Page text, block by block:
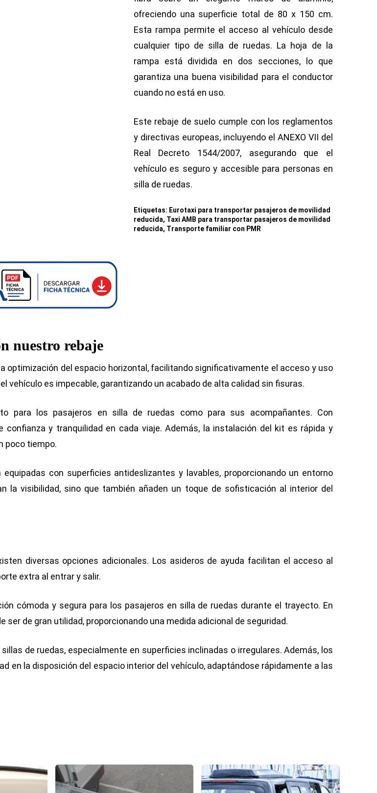
ofreciendo una superficie total de 80 x 150 cm.
Esta rampa permite el acceso al vehículo desde
cualquier tipo de silla de ruedas. La hoja de la
rampa está dividida en dos secciones, lo que
garantiza una buena visibilidad para el conductor
cuando no está en uso.
Este rebaje de suelo cumple con los reglamentos
y directivas europeas, incluyendo el ANEXO VII del
Real Decreto 1544/2007, asegurando que el
vehículo es seguro y accesible para personas en
silla de ruedas.
Etiquetas: Eurotaxi para transportar pasajeros de movilidad
reducida, Taxi AMB para transportar pasajeros de movilidad
reducida, Transporte familiar con PMR
nuestro rebaje
optimización del espacio horizontal, facilitando significativamente el acceso y uso
vehículo es impecable, garantizando un acabado de alta calidad sin fisuras.
para los pasajeros en silla de ruedas como para sus acompañantes. Con
confianza y tranquilidad en cada viaje. Además, la instalación del kit es rápida y
poco tiempo.
con superficies antideslizantes y lavables, proporcionando un entorno
la visibilidad, sino que también añaden un toque de sofisticación al interior del
diversas opciones adicionales. Los asideros de ayuda facilitan el acceso al
extra al entrar y salir.
cómoda y segura para los pasajeros en silla de ruedas durante el trayecto. En
de gran utilidad, proporcionando una medida adicional de seguridad.
de ruedas, especialmente en superficies inclinadas o irregulares. Además, los
en la disposición del espacio interior del vehículo, adaptándose rápidamente a las